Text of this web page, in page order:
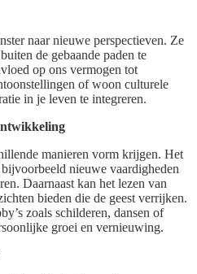
naar nieuwe perspectieven. Ze
de gebaande paden te
op ons vermogen tot
of woon culturele
in je leven te integreren.
manieren vorm krijgen. Het
nieuwe vaardigheden
Daarnaast kan het lezen van
bieden die de geest verrijken.
zoals schilderen, dansen of
groei en vernieuwing.